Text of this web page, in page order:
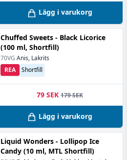
Lägg i varukorg
Chuffed Sweets - Black Licorice
(100 ml, Shortfill)
70VG Anis, Lakrits
Shortfill
REA
79 SEK 179 SEK
Lägg i varukorg
Liquid Wonders - Lollipop Ice
Candy (10 ml, MTL Shortfill)